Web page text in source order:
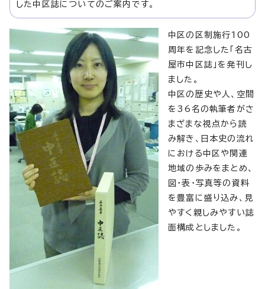
した中区誌についてのご案内です。
中区の区制施行100
周年を記念した「名古
屋市中区誌」を発刊し
ました。
中区の歴史や人、空間
を36名の執筆者がさ
まざまな視点から読
み解き、日本史の流れ
における中区や関連
地域の歩みをまとめ、
図・表・写真等の資料
を豊富に盛り込み、見
やすく親しみやすい誌
面構成としました。